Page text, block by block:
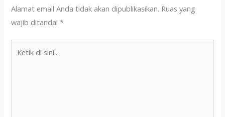
Alamat email Anda tidak akan dipublikasikan. Ruas yang
wajib ditandai*